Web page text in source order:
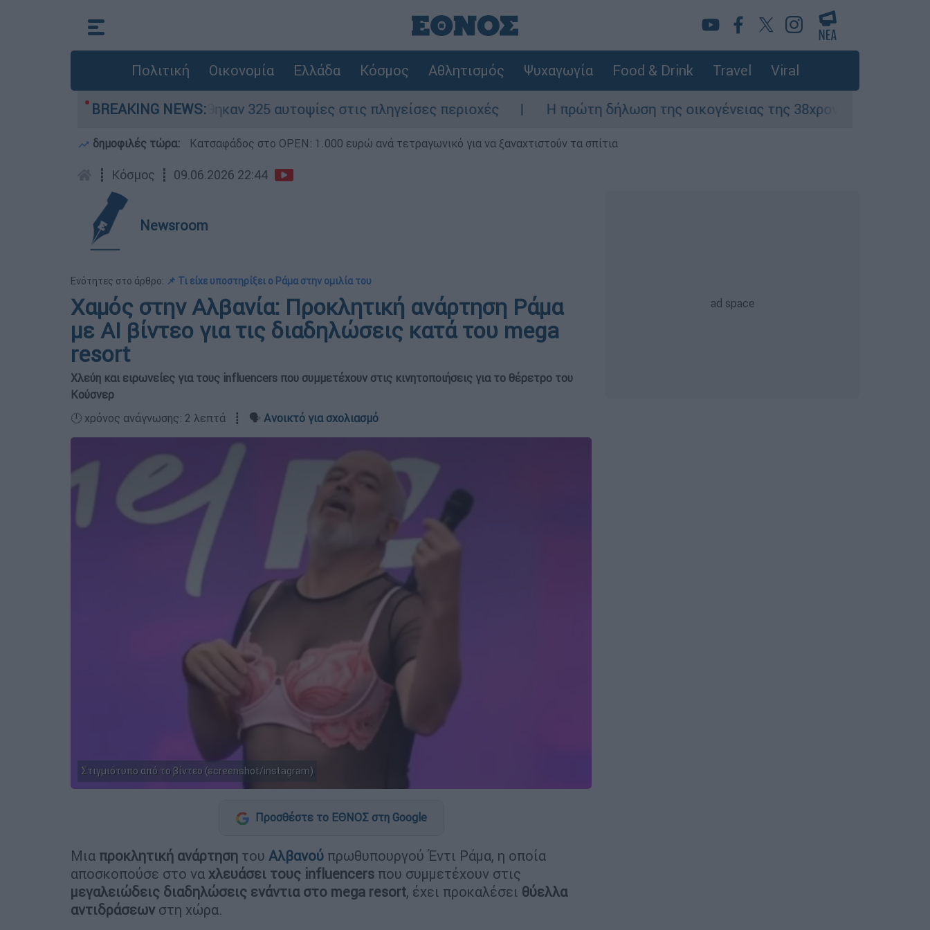
Πολιτική Οικονομία Ελλάδα Κόσμος Αθλητισμός Ψυχαγωγία Food & Drink Travel Viral
BREAKING NEWS:
- Ολοκληρώθηκαν 325 αυτοψίες στις πληγείσες περιοχές Η πρώτη δήλωση της οικογένειας της 38χρονης Βρετανίδας που
δημοφιλές τώρα: Κατσαφάδος στο OPEN: 1.000 ευρώ ανά τετραγωνικό για να ξαναχτιστούν τα σπίτια
┋ Κόσμος ┋ 09.06.2026 22:44
Newsroom
Ενότητες στο άρθρο: 📌 Τι είχε υποστηρίξει ο Ράμα στην ομιλία του
Χαμός στην Αλβανία: Προκλητική ανάρτηση Ράμα
με ΑΙ βίντεο για τις διαδηλώσεις κατά του mega
resort
Χλεύη και ειρωνείες για τους influencers που συμμετέχουν στις κινητοποιήσεις για το θέρετρο του
Κούσνερ
🕛 χρόνος ανάγνωσης: 2 λεπτά ┋ 🗣️ Ανοικτό για σχολιασμό
Στιγμιότυπο από το βίντεο (screenshot/instagram)
Προσθέστε το ΕΘΝΟΣ στη Google
Μια προκλητική ανάρτηση του Αλβανού πρωθυπουργού Έντι Ράμα, η οποία
αποσκοπούσε στο να χλευάσει τους influencers που συμμετέχουν στις
μεγαλειώδεις διαδηλώσεις ενάντια στο mega resort, έχει προκαλέσει θύελλα
αντιδράσεων στη χώρα.